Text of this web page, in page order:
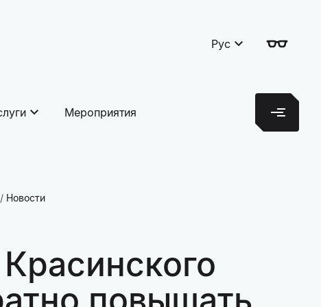
Рус
Мероприятия
Новости